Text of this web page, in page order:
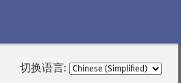
切换语言: